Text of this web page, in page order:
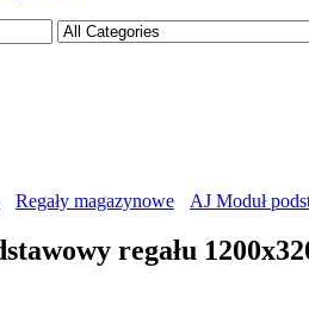
Regały magazynowe AJ Moduł
regału